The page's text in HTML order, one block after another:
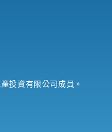
投資有限公司成員。